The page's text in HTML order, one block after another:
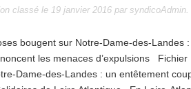
classé le 19 janvier 2016 par syndicoAdmin.
bougent sur Notre-Dame-des-Landes
les menaces d’expulsions Fichier
Dame-des-Landes : un entêtement